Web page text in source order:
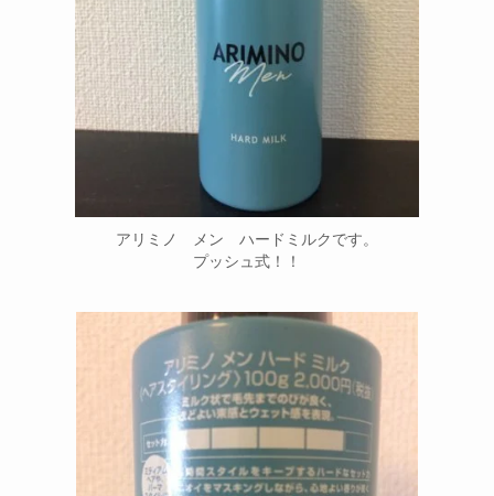
アリミノ メン ハードミルクです。
プッシュ式！！